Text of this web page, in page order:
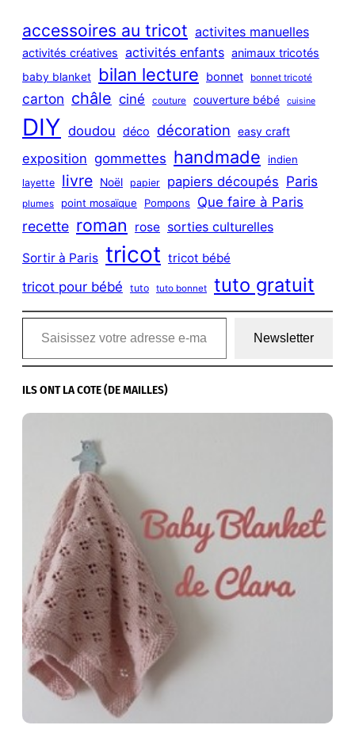
c
h
accessoires au tricot activites manuelles
activités créatives activités enfants animaux tricotés
baby blanket bilan lecture bonnet bonnet tricoté
carton châle ciné couture couverture bébé cuisine
DIY doudou déco décoration easy craft
exposition gommettes handmade indien
layette livre Noël papier papiers découpés Paris
plumes point mosaïque Pompons Que faire à Paris
recette roman rose sorties culturelles
Sortir à Paris tricot tricot bébé
tricot pour bébé tuto tuto bonnet tuto gratuit
Saisissez votre adresse e-mail…
Newsletter
ILS ONT LA COTE (DE MAILLES)